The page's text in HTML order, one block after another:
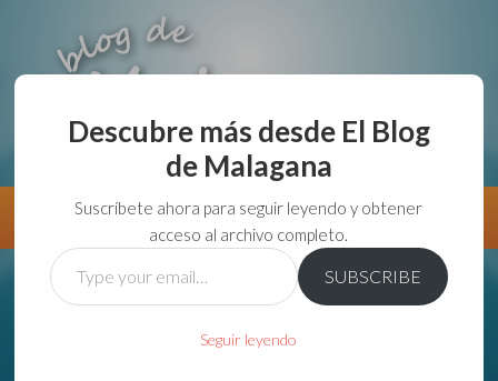
aunque lo haga de malas lo hago....
Información Directorio VivirGuadalajara
Descubre más desde El Blog
de Malagana
Suscríbete ahora para seguir leyendo y obtener
acceso al archivo completo.
Type
your
SUBSCRIBE
Seguir leyendo